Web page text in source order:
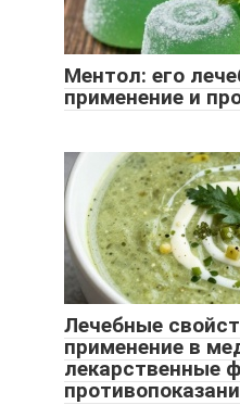
Ментол: его
применение и
Лечебные
применение в
лекарственные